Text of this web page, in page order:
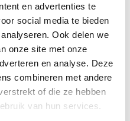
en advertenties te
social media te bieden
Ook delen we
onze site met onze
en analyse. Deze
combineren met andere
of die ze hebben
van hun services.
de toekenning van
coördinatie en de
van de
van de Vlaamse
en de erkenning en
overkoepelende